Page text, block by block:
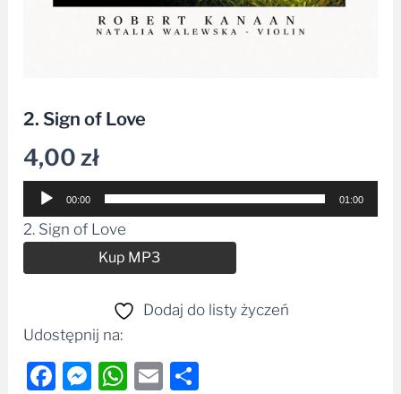
2. Sign of Love
4,00zł
Odtwarzacz
plików
dźwiękowych
00:00 01:00
2. Sign of Love
Kup MP3
Dodaj do listy życzeń
Udostępnij na:
Facebook
Messenger
WhatsApp
Email